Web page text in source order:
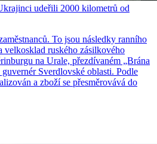
udeřili 2000 kilometrů od
To jsou následky ranního
ruského zásilkového
na Urale, přezdívaném „Brána
Sverdlovské oblasti. Podle
a zboží se přesměrovává do